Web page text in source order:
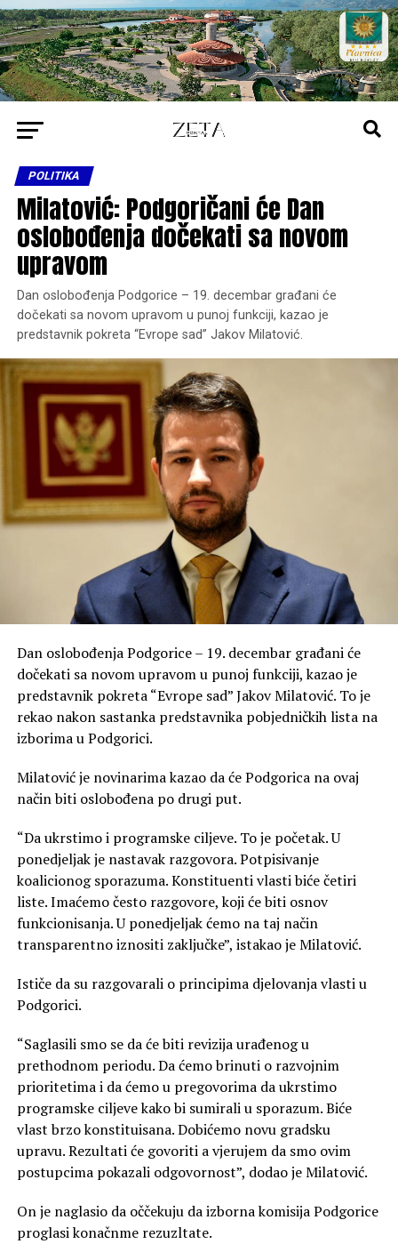
POLITIKA
Milatović: Podgoričani će Dan
oslobođenja dočekati sa novom
upravom
Dan oslobođenja Podgorice – 19. decembar građani će
dočekati sa novom upravom u punoj funkciji, kazao je
predstavnik pokreta “Evrope sad” Jakov Milatović.
Dan oslobođenja Podgorice – 19. decembar građani će
dočekati sa novom upravom u punoj funkciji, kazao je
predstavnik pokreta “Evrope sad” Jakov Milatović. To je
rekao nakon sastanka predstavnika pobjedničkih lista na
izborima u Podgorici.
Milatović je novinarima kazao da će Podgorica na ovaj
način biti oslobođena po drugi put.
“Da ukrstimo i programske ciljeve. To je početak. U
ponedjeljak je nastavak razgovora. Potpisivanje
koalicionog sporazuma. Konstituenti vlasti biće četiri
liste. Imaćemo često razgovore, koji će biti osnov
funkcionisanja. U ponedjeljak ćemo na taj način
transparentno iznositi zaključke”, istakao je Milatović.
Ističe da su razgovarali o principima djelovanja vlasti u
Podgorici.
“Saglasili smo se da će biti revizija urađenog u
prethodnom periodu. Da ćemo brinuti o razvojnim
prioritetima i da ćemo u pregovorima da ukrstimo
programske ciljeve kako bi sumirali u sporazum. Biće
vlast brzo konstituisana. Dobićemo novu gradsku
upravu. Rezultati će govoriti a vjerujem da smo ovim
postupcima pokazali odgovornost”, dodao je Milatović.
On je naglasio da oččekuju da izborna komisija Podgorice
proglasi konačnme rezuzltate.